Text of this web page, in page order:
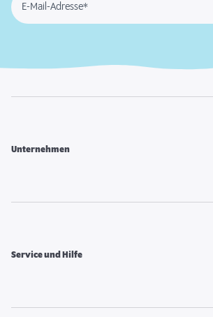
E-Mail-Adresse*
Unternehmen
Service und Hilfe